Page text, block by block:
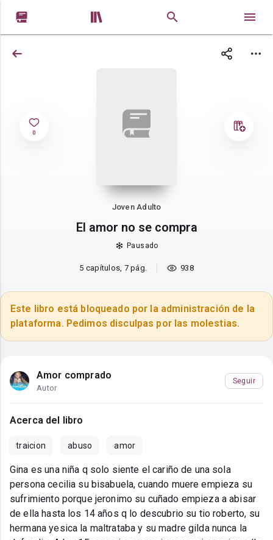
 
0
Joven Adulto
El amor no se compra
Pausado
5 capítulos, 7 pág. 938
Este libro está bloqueado por la administración de la
plataforma. Pedimos disculpas por las molestias.
Amor comprado
Autor
Seguir
Acerca del libro
traicion abuso amor
Gina es una niña q solo siente el cariño de una sola
persona cecilia su bisabuela, cuando muere empieza su
sufrimiento porque jeronimo su cuñado empieza a abisar
de ella hasta los 14 años q lo descubrio su tio roberto, su
hermana yesica la maltrataba y su madre gilda nunca la